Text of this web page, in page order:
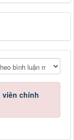
viên chính